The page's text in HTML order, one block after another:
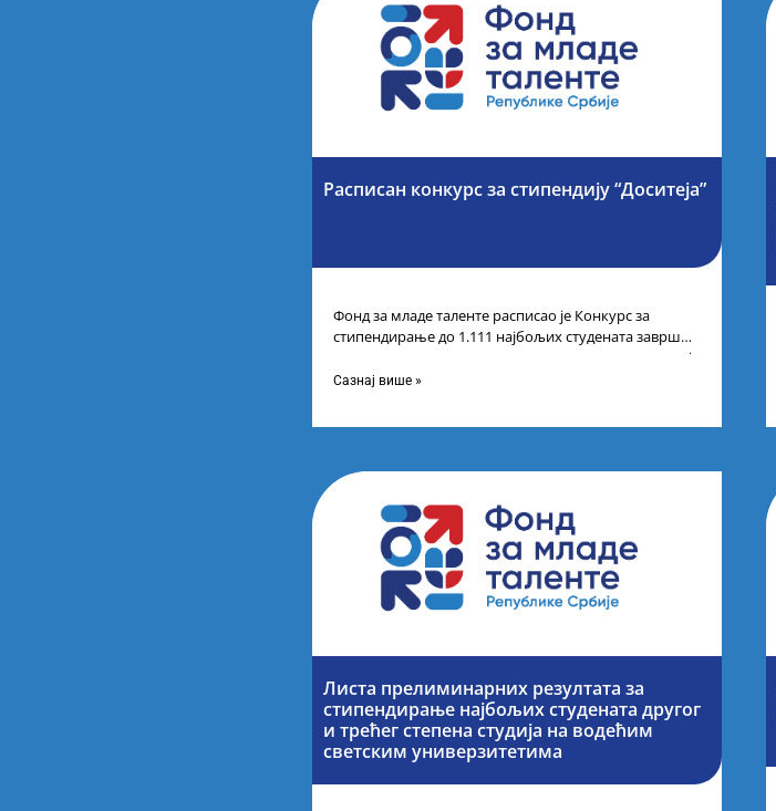
Расписан конкурс за стипендију “Доситеја”
Фонд за младе таленте расписао је Конкурс за
стипендирање до 1.111 најбољих студената завршне
године основних и интегрисаних академских студија
Сазнај више »
Листа прелиминарних резултата за
стипендирање најбољих студената другог
и трећег степена студија на водећим
светским универзитетима